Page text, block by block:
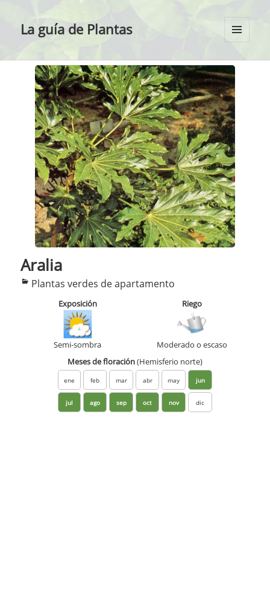
La guía de Plantas
WIDGETS
Aralia
Categorías
Plantas verdes de apartamento
Exposición
Semi-sombra
Riego
Moderado o escaso
Meses de floración(Hemisferio norte)
ene feb mar abr may jun
jul ago sep oct nov dic